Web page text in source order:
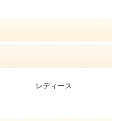
レディース